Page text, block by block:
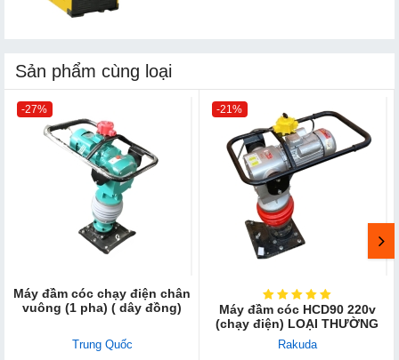
Sản phẩm cùng loại
-27%
Máy đầm cóc chạy điện chân
vuông (1 pha) ( dây đồng)
Trung Quốc
-21%
Máy đầm cóc HCD90 220v
(chạy điện) LOẠI THƯỜNG
Rakuda